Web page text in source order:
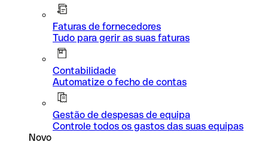
Faturas de fornecedores
Tudo para gerir as suas faturas
Contabilidade
Automatize o fecho de contas
Gestão de despesas de equipa
Controle todos os gastos das suas equipas
Novo